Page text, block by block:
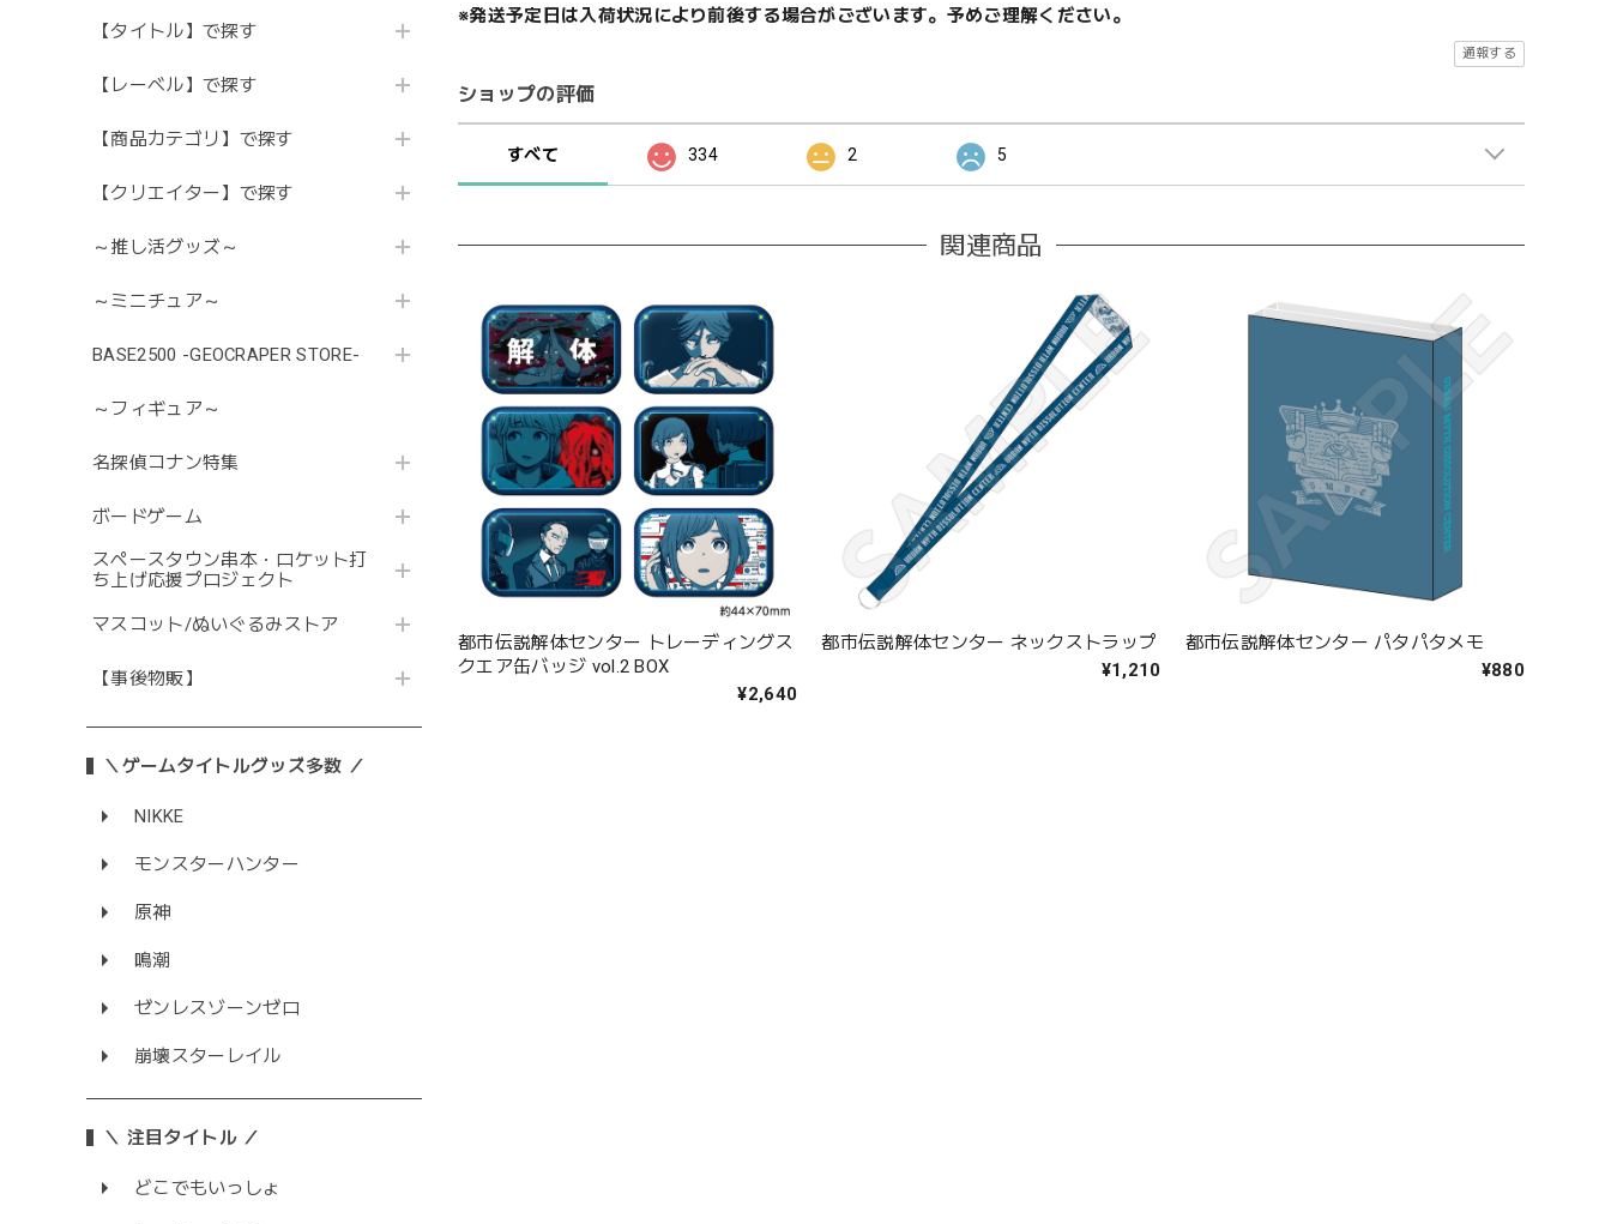
【タイトル】で探す
【レーベル】で探す
【商品カテゴリ】で探す
【クリエイター】で探す
～推し活グッズ～
～ミニチュア～
BASE2500 -GEOCRAPER STORE-
～フィギュア～
名探偵コナン特集
ボードゲーム
スペースタウン串本・ロケット打
ち上げ応援プロジェクト
マスコット/ぬいぐるみストア
【事後物販】
＼ゲームタイトルグッズ多数 ／
NIKKE
モンスターハンター
原神
鳴潮
ゼンレスゾーンゼロ
崩壊スターレイル
＼ 注目タイトル ／
どこでもいっしょ
※発送予定日は入荷状況により前後する場合がございます。予めご理解ください。
通報する
ショップの評価
すべて 334 2 5
関連商品
都市伝説解体センター トレーディングス
クエア缶バッジ vol.2 BOX
¥2,640
都市伝説解体センター ネックストラップ
¥1,210
都市伝説解体センター パタパタメモ
¥880